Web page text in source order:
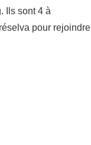
Ils sont 4 à
pour rejoindre